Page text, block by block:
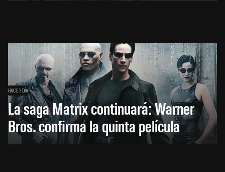
HACE 1 DÍA
La saga Matrix continuará: Warner
Bros. confirma la quinta película